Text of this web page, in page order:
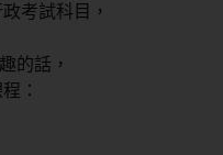
考試科目，
的話，
：